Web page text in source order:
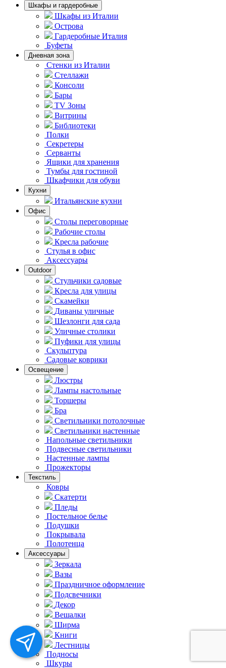
Шкафы и гардеробные
Шкафы из Италии
Острова
Гардеробные Италия
Буфеты
Дневная зона
Стенки из Италии
Стеллажи
Консоли
Бары
TV Зоны
Витрины
Библиотеки
Полки
Секретеры
Серванты
Ящики для хранения
Тумбы для гостиной
Шкафчики для обуви
Кухни
Итальянские кухни
Офис
Столы переговорные
Рабочие столы
Кресла рабочие
Стулья в офис
Аксессуары
Outdoor
Стульчики садовые
Кресла для улицы
Скамейки
Диваны уличные
Шезлонги для сада
Уличные столики
Пуфики для улицы
Скульптура
Садовые коврики
Освещение
Люстры
Лампы настольные
Торшеры
Бра
Светильники потолочные
Светильники настенные
Напольные светильники
Подвесные светильники
Hастенные лампы
Прожекторы
Текстиль
Ковры
Скатерти
Пледы
Постельное белье
Подушки
Покрывала
Полотенца
Аксессуары
Зеркала
Вазы
Праздничное оформление
Подсвечники
Декор
Вешалки
Ширма
Книги
Лестницы
Подносы
Шкуры